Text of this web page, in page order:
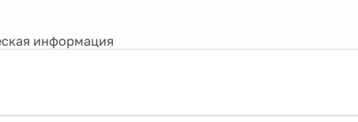
информация